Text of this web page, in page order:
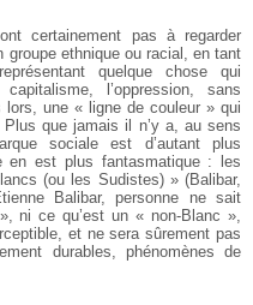
certainement pas à regarder
ethnique ou racial, en tant
quelque chose qui
l’oppression, sans
lors, une « ligne de couleur » qui
Plus que jamais il n’y a, au sens
sociale est d’autant plus
en est plus fantasmatique : les
(ou les Sudistes) » (Balibar,
Balibar, personne ne sait
ni ce qu’est un « non-Blanc »,
et ne sera sûrement pas
durables, phénomènes de